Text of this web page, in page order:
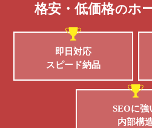
格安・低価格のホ
即日対応
スピード納品
SEOに強
内部構